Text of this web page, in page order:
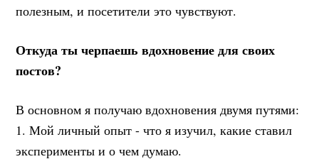
полезным, и посетители это чувствуют.
Откуда ты черпаешь вдохновение для своих
постов?
В основном я получаю вдохновения двумя путями:
1. Мой личный опыт - что я изучил, какие ставил
эксперименты и о чем думаю.